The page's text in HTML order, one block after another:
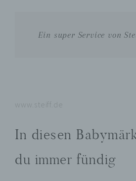
Ein super Service von
www.steiff.de
In diesen
du immer fündig